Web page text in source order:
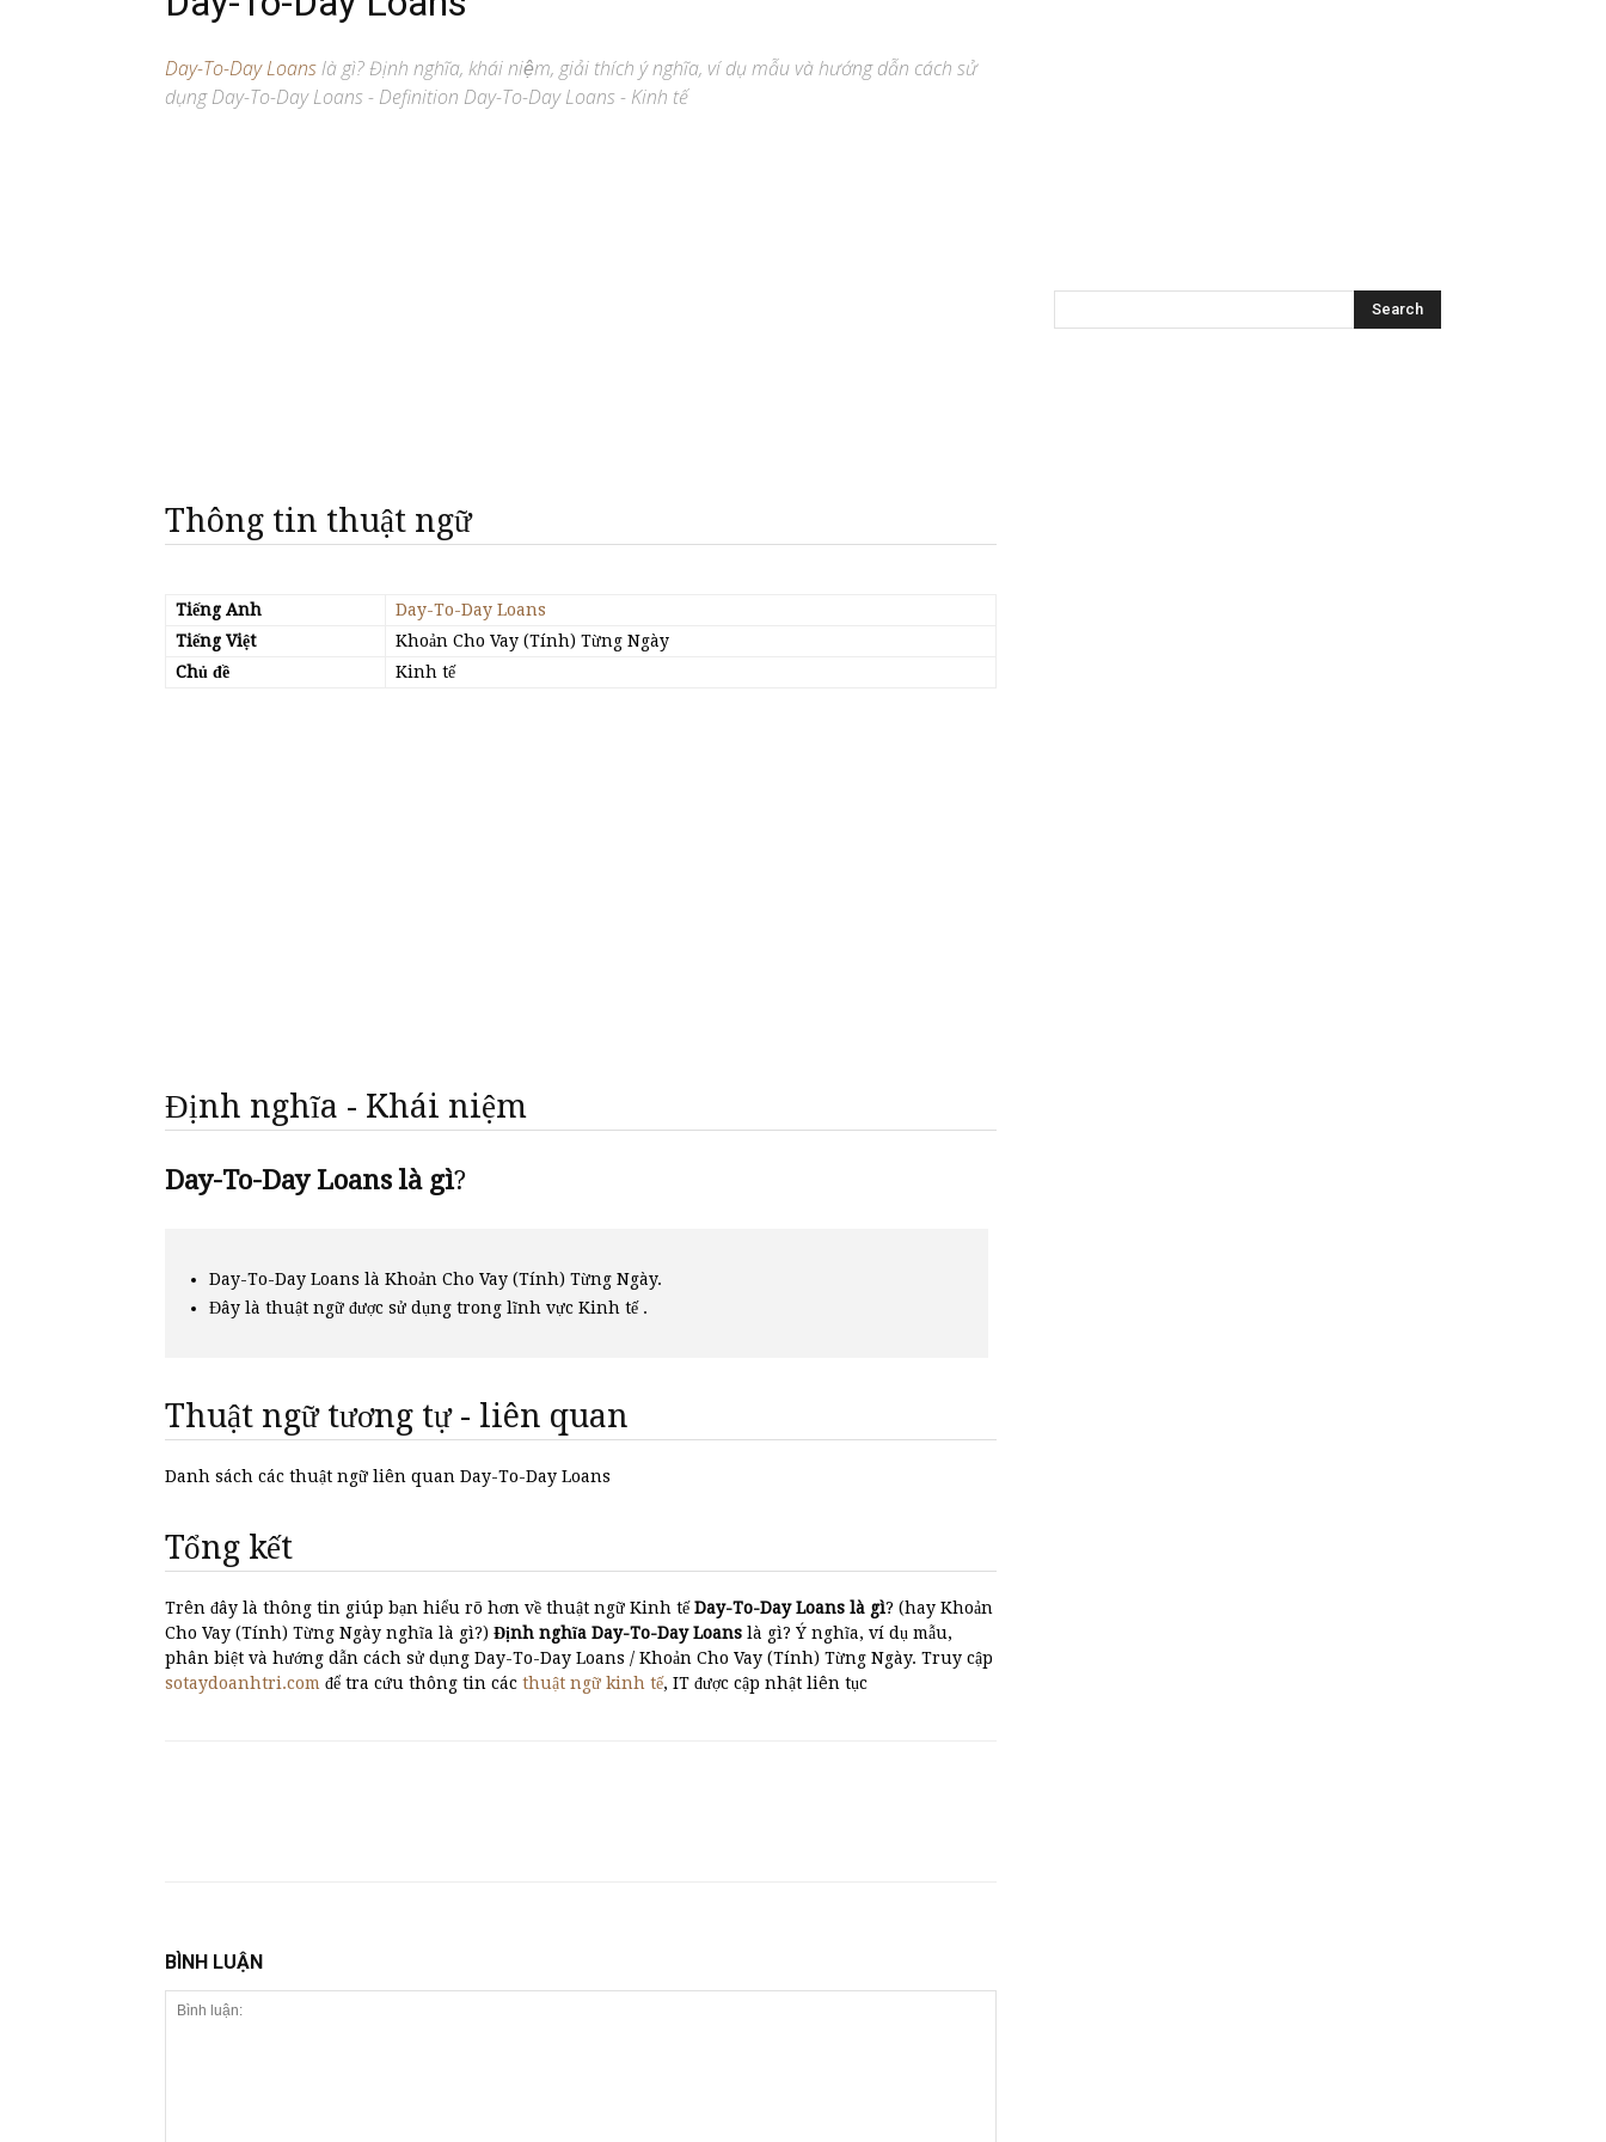
Day-To-Day Loanslà gì? Định nghĩa, khái niệm, giải thích ý nghĩa, ví dụ mẫu và hướng dẫn cách sử
dụng Day-To-Day Loans - Definition Day-To-Day Loans - Kinh tế
Thông tin thuật ngữ
Tiếng Anh
Day-To-Day Loans
Tiếng Việt
Khoản Cho Vay (Tính) Từng Ngày
Chủ đề
Kinh tế
Định nghĩa - Khái niệm
Day-To-Day Loans là gì?
Day-To-Day Loans là Khoản Cho Vay (Tính) Từng Ngày.
Đây là thuật ngữ được sử dụng trong lĩnh vực Kinh tế .
Thuật ngữ tương tự - liên quan
Danh sách các thuật ngữ liên quan Day-To-Day Loans
Tổng kết
Trên đây là thông tin giúp bạn hiểu rõ hơn về thuật ngữ Kinh tếDay-To-Day Loans là gì? (hay Khoản
Cho Vay (Tính) Từng Ngày nghĩa là gì?) Định nghĩa Day-To-Day Loans là gì? Ý nghĩa, ví dụ mẫu,
phân biệt và hướng dẫn cách sử dụng Day-To-Day Loans / Khoản Cho Vay (Tính) Từng Ngày. Truy cập
sotaydoanhtri.com để tra cứu thông tin các thuật ngữ kinh tế, IT được cập nhật liên tục
BÌNH LUẬN